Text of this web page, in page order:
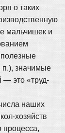
о таких
мальчишек и
п.), значимые
— это «труд-
наших
хозяйств
процесса,